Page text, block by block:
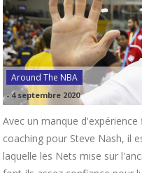
Around The NBA
-4 septembre 2020
Avec un manque
coaching pour Steve Nash, il
laquelle les Nets mise sur